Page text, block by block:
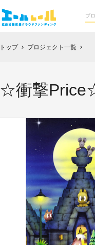
トップ chevron_right プロジェクト一覧 chevron_right
☆衝撃